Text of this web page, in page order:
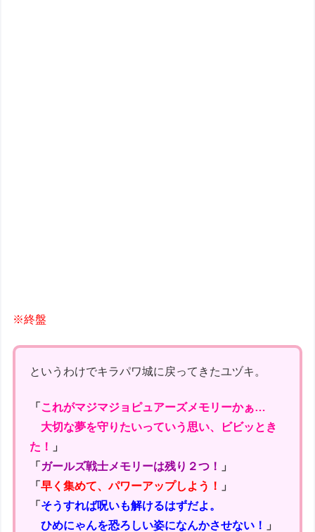
※終盤
というわけでキラパワ城に戻ってきたユヅキ。
「 これがマジマジョピュアーズメモリーかぁ…
大切な夢を守りたいっていう思い、ビビッとき
た！
」
「 ガールズ戦士メモリーは残り２つ！
」
「早く集めて、パワーアップしよう！
」
「 そうすれば呪いも解けるはずだよ。
ひめにゃんを恐ろしい姿になんかさせない！
」